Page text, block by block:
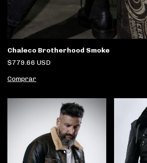
Chaleco Brotherhood Smoke
$779.66 USD
Comprar